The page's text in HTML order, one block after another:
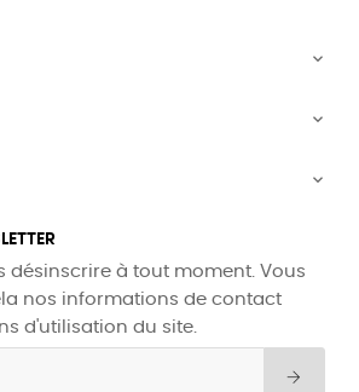



désinscrire à tout moment. Vous
nos informations de contact
d'utilisation du site.